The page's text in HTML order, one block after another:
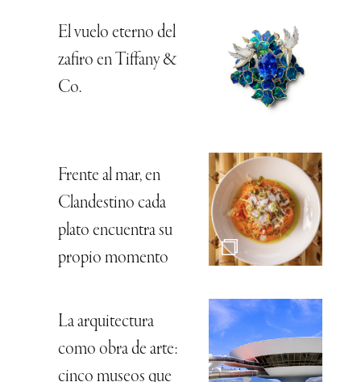
El vuelo eterno del
zafiro en Tiffany &
Co.
Frente al mar, en
Clandestino cada
plato encuentra su
propio momento
La arquitectura
como obra de arte:
cinco museos que